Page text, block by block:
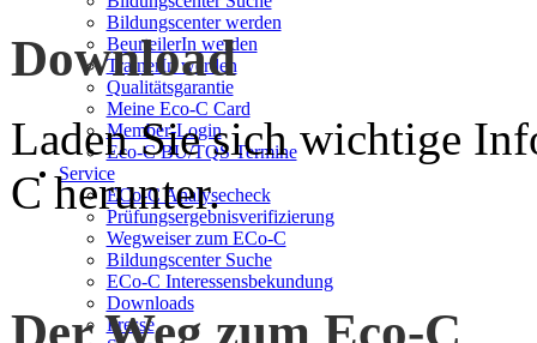
Bildungscenter werden
BeurteilerIn werden
TrainerIn werden
Qualitätsgarantie
Meine Eco-C Card
Member-Login
Eco-C BU/TQS Termine
Service
ECo-C Analysecheck
Prüfungsergebnisverifizierung
Wegweiser zum ECo-C
Bildungscenter Suche
ECo-C Interessensbekundung
Downloads
Presse
Download
Laden Sie sich wichtige
C herunter.
Der Weg zum Eco-C